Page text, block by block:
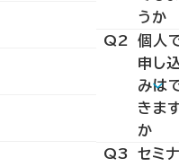
うか
A1
「受付
中」と
なっ
いる
ミナー
Q2
個人
申し
みは
きま
か
A2
Q3
セミナ